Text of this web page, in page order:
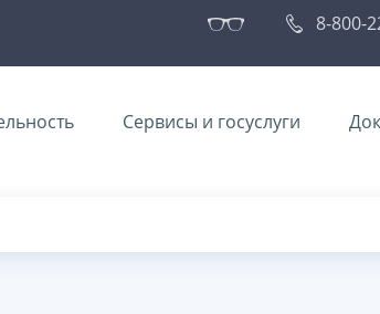
8-800-
Сервисы и госуслуги